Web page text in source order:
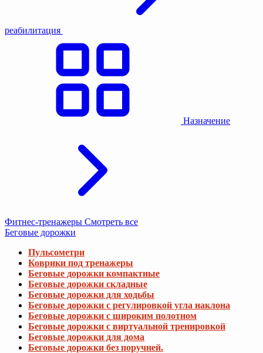
реабилитация
Назначение
Фитнес-тренажеры Смотреть все
Беговые дорожки
Пульсометри
Коврики под тренажеры
Беговые дорожки компактные
Беговые дорожки складные
Беговые дорожки для ходьбы
Беговые дорожки с регулировкой угла наклона
Беговые дорожки с широким полотном
Беговые дорожки с виртуальной тренировкой
Беговые дорожки для дома
Беговые дорожки без поручней.